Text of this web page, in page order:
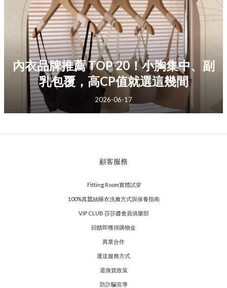
內衣品牌推薦 TOP 20！小胸集中、副
乳包覆，高CP值就選這幾間
2026-06-17
顧客服務
Fitting Room實體試穿
100%真蠶絲睡衣洗滌方式與保養指南
VIP CLUB 莎莎醬會員俱樂部
回饋即獲得購物金
異業合作
運送服務方式
退換貨政策
防詐騙宣導